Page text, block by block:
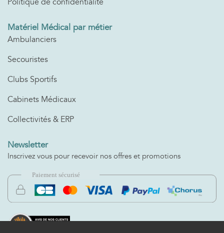
Matériel Médical par métier
Ambulanciers
Secouristes
Clubs Sportifs
Cabinets Médicaux
Collectivités & ERP
Newsletter
Inscrivez vous pour recevoir nos offres et promotions